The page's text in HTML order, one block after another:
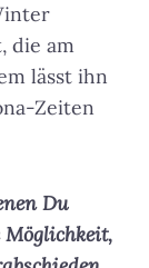
die am
lässt ihn
Zeiten
Du